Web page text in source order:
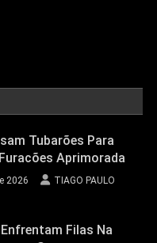
Tubarões Para
Aprimorada
2026 TIAGO PAULO
Filas Na